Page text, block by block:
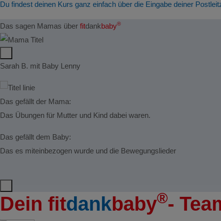
Du findest deinen Kurs ganz einfach über die Eingabe deiner
Das sagen Mamas über fitdankbaby®
Sarah B. mit Baby Lenny
Das gefällt der Mama:
Das Übungen für Mutter und Kind dabei waren.
Das gefällt dem Baby:
Das es miteinbezogen wurde und die Bewegungslieder
Dein fitdankbaby®-